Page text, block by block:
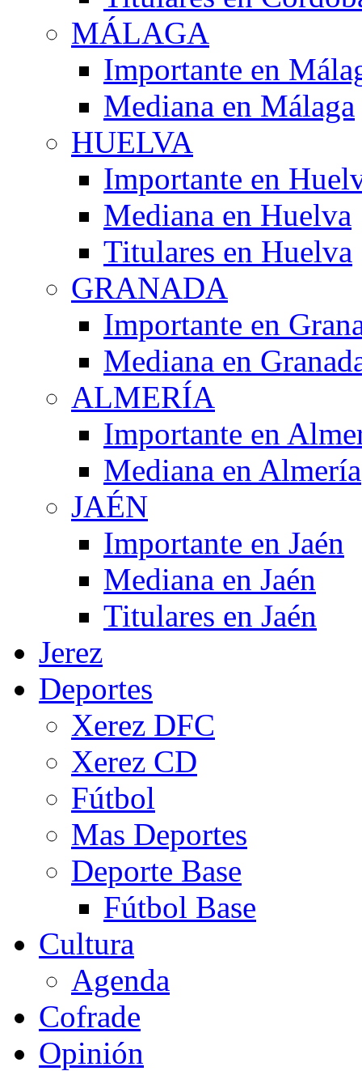
MÁLAGA
Importante en
Mediana en Málaga
HUELVA
Importante en
Mediana en Huelva
Titulares en Huelva
GRANADA
Importante en
Mediana en
ALMERÍA
Importante en
Mediana en Almería
JAÉN
Importante en Jaén
Mediana en Jaén
Titulares en Jaén
Jerez
Deportes
Xerez DFC
Xerez CD
Fútbol
Mas Deportes
Deporte Base
Fútbol Base
Cultura
Agenda
Cofrade
Opinión